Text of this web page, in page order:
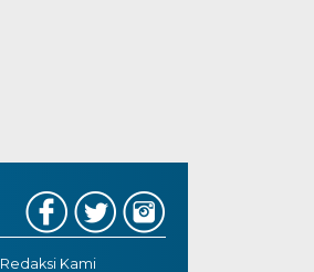
Redaksi Kami